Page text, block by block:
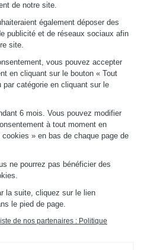
de notre site.
également déposer des
publicité et de réseaux sociaux afin
site.
vous pouvez accepter
en cliquant sur le bouton « Tout
catégorie en cliquant sur le
6 mois. Vous pouvez modifier
à tout moment en
» en bas de chaque page de
ne pourrez pas bénéficier des
la suite, cliquez sur le lien
le pied de page.
de nos partenaires : Politique